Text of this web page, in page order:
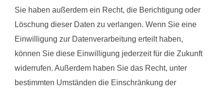
Sie haben außerdem ein Recht, die Berichtigung oder
Löschung dieser Daten zu verlangen. Wenn Sie eine
Einwilligung zur Datenverarbeitung erteilt haben,
können Sie diese Einwilligung jederzeit für die Zukunft
widerrufen. Außerdem haben Sie das Recht, unter
bestimmten Umständen die Einschränkung der